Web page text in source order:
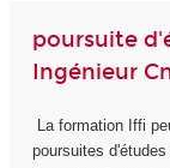
poursuite
Ingénieur
La formation Iffi
poursuites